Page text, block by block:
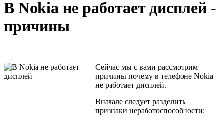
В Nokia не работает дисплей -
причины
Сейчас мы с вами рассмотрим
причины почему в телефоне Nokia
не работает дисплей.
Вначале следует разделить
признаки неработоспособности: